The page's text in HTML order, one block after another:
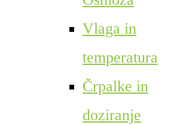
Vlaga in
temperatura
Črpalke in
doziranje